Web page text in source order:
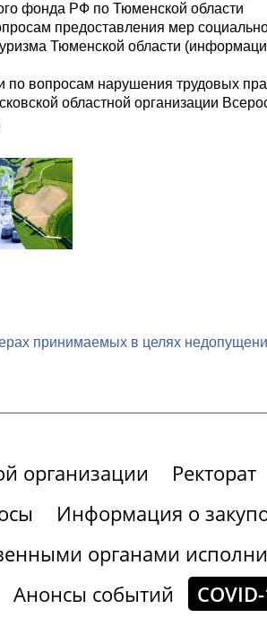
фонда РФ по Тюменской области
предоставления мер
Тюменской области
по вопросам нарушения трудовых
областной организации
принимаемых в целях
организации Ректорат
Информация о
органами
Анонсы событий